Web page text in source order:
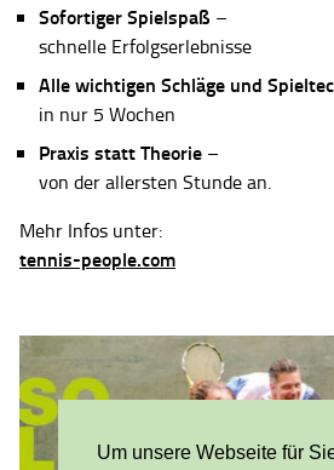
Um unsere Webseite für
Sofortiger Spielspaß –
schnelle Erfolgserlebnisse
Alle wichtigen Schläge und
in nur 5 Wochen
Praxis statt Theorie –
von der allersten Stunde an.
Mehr Infos unter:
tennis-people.com